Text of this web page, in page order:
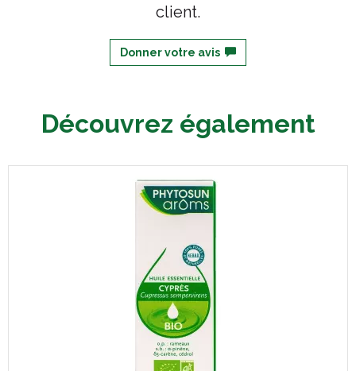
client.
Donner votre avis
Découvrez également